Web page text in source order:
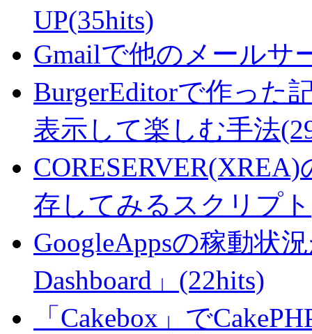
UP(35hits)
Gmailで他のメールサ
BurgerEditorで作った
表示して楽しむ手法
存してみるスクリプ
GoogleAppsの稼動状
Dashboard」(22hits)
「Cakebox」で